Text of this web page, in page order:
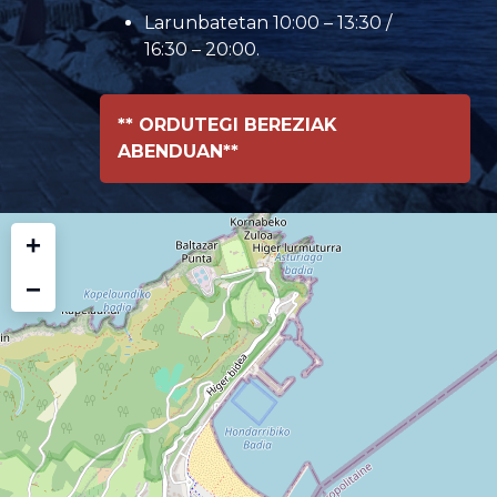
Larunbatetan 10:00 – 13:30 /
16:30 – 20:00.
** ORDUTEGI BEREZIAK
ABENDUAN**
+
−